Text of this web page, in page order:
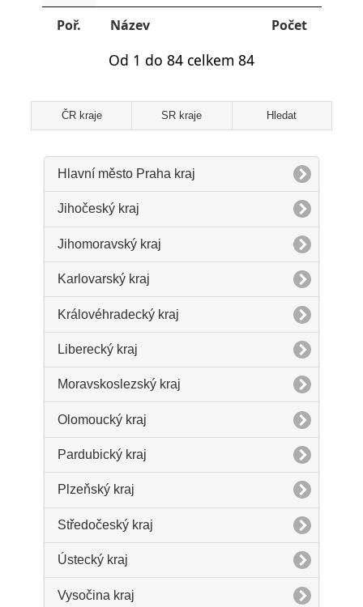
Poř.
Název Počet
Od 1 do 84 celkem 84
ČR kraje SR kraje Hledat
Hlavní město Praha kraj
Jihočeský kraj
Jihomoravský kraj
Karlovarský kraj
Královéhradecký kraj
Liberecký kraj
Moravskoslezský kraj
Olomoucký kraj
Pardubický kraj
Plzeňský kraj
Středočeský kraj
Ústecký kraj
Vysočina kraj